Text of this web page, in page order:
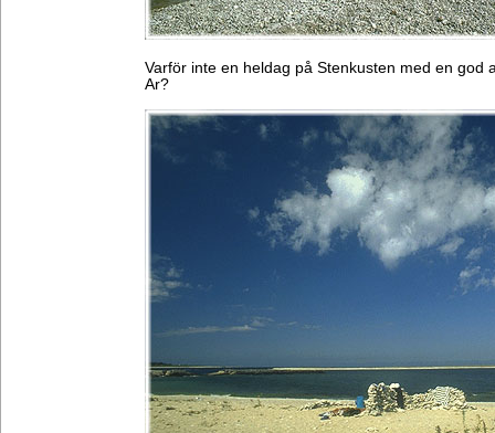
Varför inte en heldag på Stenkusten med en god
Ar?